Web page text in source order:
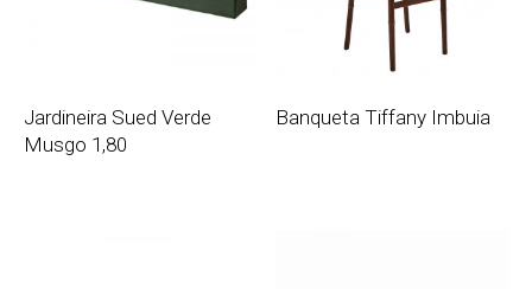
Jardineira Sued Verde
Musgo 1,80
Banqueta Tiffany Imbuia